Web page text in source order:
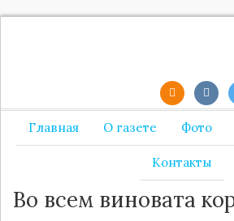
Главная О газете Фото
Контакты
Во всем виновата